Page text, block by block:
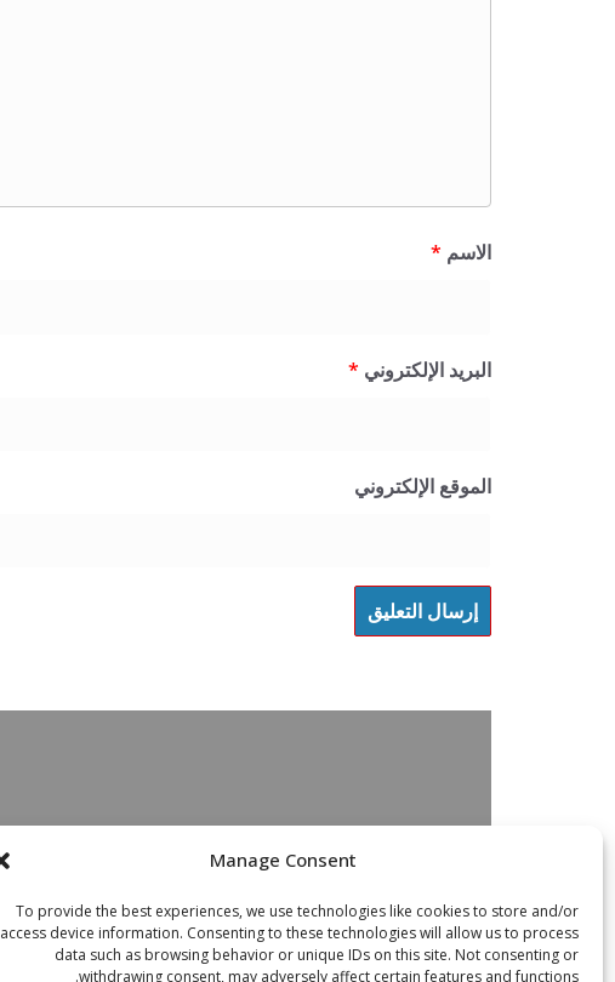
Manage Consent
To provide the best experiences, we use technologies like cookies to store and/or
access device information. Consenting to these technologies will allow us to process
data such as browsing behavior or unique IDs on this site. Not consenting or
withdrawing consent, may adversely affect certain features and functions.
الاسم *
البريد الإلكتروني *
الموقع الإلكتروني